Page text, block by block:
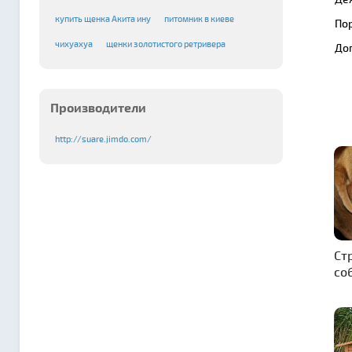
купить щенка Акита ину питомник в киеве
чихуахуа щенки золотистого ретривера
Производители
http://suare.jimdo.com/